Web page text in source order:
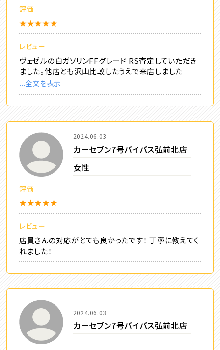
評価
★★★★★
レビュー
ヴェゼルの白ガソリンFFグレード RS査定していただき
ました。他店とも沢山比較したうえで来店しました
...全文を表示
2024.06.03
カーセブン7号バイパス弘前北店
女性
評価
★★★★★
レビュー
店員さんの対応がとても良かったです！ 丁寧に教えてく
れました！
2024.06.03
カーセブン7号バイパス弘前北店